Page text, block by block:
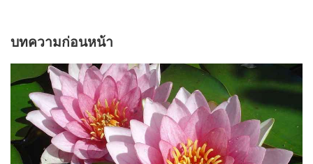
บทความก่อนหน้า